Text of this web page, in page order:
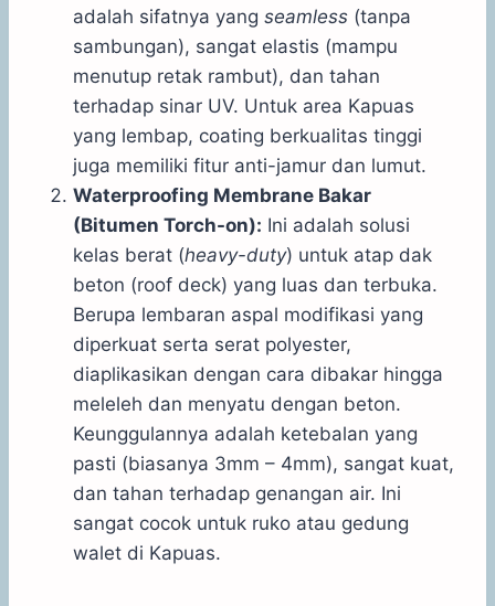
adalah sifatnya yang seamless (tanpa
sambungan), sangat elastis (mampu
menutup retak rambut), dan tahan
terhadap sinar UV. Untuk area Kapuas
yang lembap, coating berkualitas tinggi
juga memiliki fitur anti-jamur dan lumut.
Waterproofing Membrane Bakar
(Bitumen Torch-on): Ini adalah solusi
kelas berat (heavy-duty) untuk atap dak
beton (roof deck) yang luas dan terbuka.
Berupa lembaran aspal modifikasi yang
diperkuat serta serat polyester,
diaplikasikan dengan cara dibakar hingga
meleleh dan menyatu dengan beton.
Keunggulannya adalah ketebalan yang
pasti (biasanya 3mm – 4mm), sangat kuat,
dan tahan terhadap genangan air. Ini
sangat cocok untuk ruko atau gedung
walet di Kapuas.